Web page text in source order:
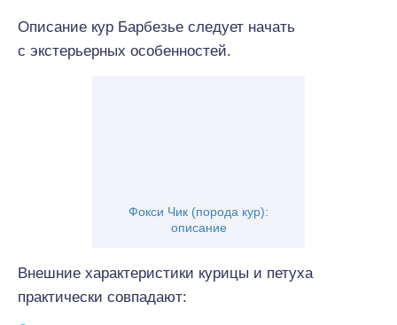
Описание кур Барбезье следует начать
с экстерьерных особенностей.
Фокси Чик (порода кур):
описание
Внешние характеристики курицы и петуха
практически совпадают: